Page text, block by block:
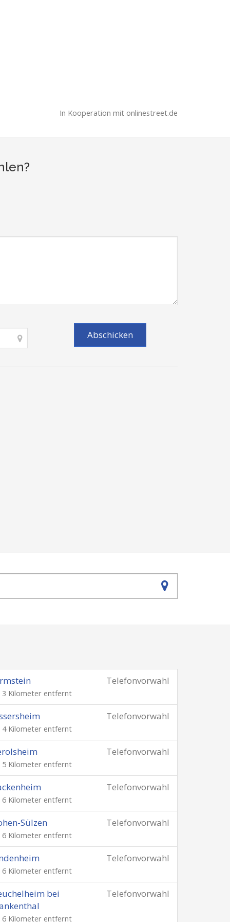
In Kooperation mit onlinestreet.de
Telefonvorwahl
3 Kilometer entfernt
Telefonvorwahl
4 Kilometer entfernt
Telefonvorwahl
5 Kilometer entfernt
Telefonvorwahl
6 Kilometer entfernt
Telefonvorwahl
Sülzen
6 Kilometer entfernt
Telefonvorwahl
6 Kilometer entfernt
Telefonvorwahl
bei
6 Kilometer entfernt